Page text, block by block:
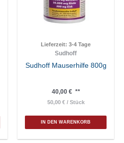
Lieferzeit: 3-4 Tage
Sudhoff
Sudhoff Mauserhilfe 800g
40,00 €**
50,00 €/ Stück
IN DEN WARENKORB